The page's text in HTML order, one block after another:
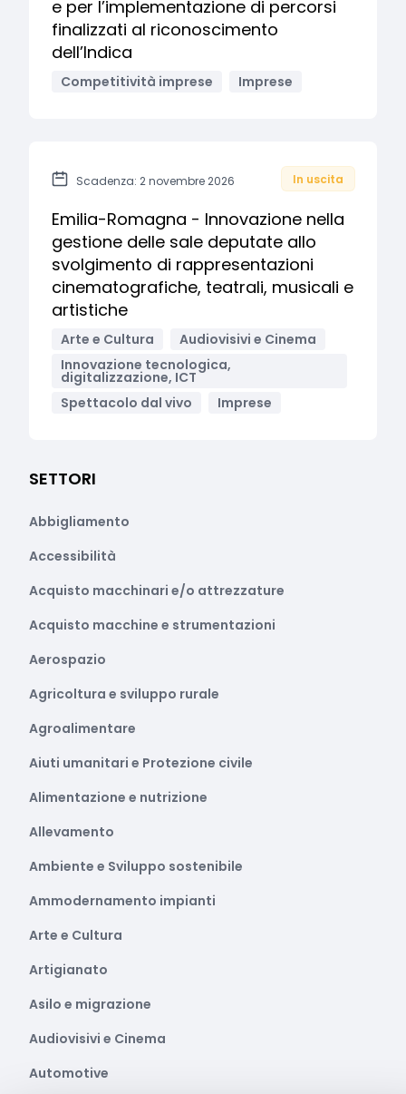
e per l’implementazione di percorsi
finalizzati al riconoscimento
dell’Indica
Competitività imprese Imprese
Scadenza: 2 novembre 2026 In uscita
Emilia-Romagna - Innovazione nella
gestione delle sale deputate allo
svolgimento di rappresentazioni
cinematografiche, teatrali, musicali e
artistiche
Arte e Cultura
Audiovisivi e Cinema
Innovazione tecnologica,
digitalizzazione, ICT
Spettacolo dal vivo
Imprese
SETTORI
Abbigliamento
Accessibilità
Acquisto macchinari e/o attrezzature
Acquisto macchine e strumentazioni
Aerospazio
Agricoltura e sviluppo rurale
Agroalimentare
Aiuti umanitari e Protezione civile
Alimentazione e nutrizione
Allevamento
Ambiente e Sviluppo sostenibile
Ammodernamento impianti
Arte e Cultura
Artigianato
Asilo e migrazione
Audiovisivi e Cinema
Automotive